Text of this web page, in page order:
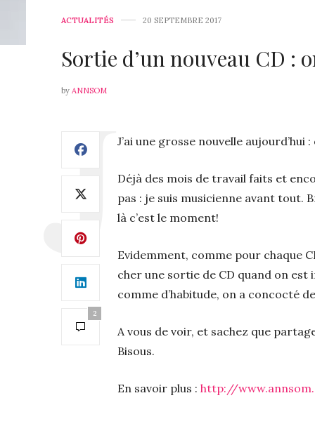
ACTUALITÉS 20 SEPTEMBRE 2017
Sortie d’un nouveau CD :
by ANNSOM
2
J’ai une grosse nouvelle
Déjà des mois de travail faits et
pas : je suis musicienne avant tout.
là c’est le moment!
Evidemment, comme pour chaque
cher une sortie de CD quand on est
comme d’habitude, on a concocté
A vous de voir, et sachez que
Bisous.
En savoir plus : http://